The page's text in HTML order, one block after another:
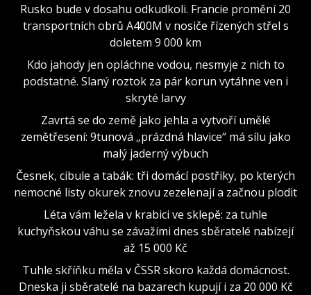
Rusko bude v dosahu odkudkoli. Francie promění 20
transportních obrů A400M v nosiče řízených střel s
doletem 9 000 km
Kdo jahody jen opláchne vodou, nesmyje z nich to
podstatné. Slaný roztok za pár korun vytáhne ven i
skryté larvy
Zavrtá se do země jako jehla a vytvoří umělé
zemětřesení: 9tunová „prázdná hlavice“ má sílu jako
malý jaderný výbuch
Česnek, cibule a tabák: tři domácí postřiky, po kterých
nemocné listy okurek znovu zezelenají a začnou plodit
Léta vám ležela v krabici ve sklepě: za tuhle
kuchyňskou váhu se závažími dnes sběratelé nabízejí
až 15 000 Kč
Tuhle skříňku měla v ČSSR skoro každá domácnost.
Dneska ji sběratelé na bazarech kupují i za 20 000 Kč